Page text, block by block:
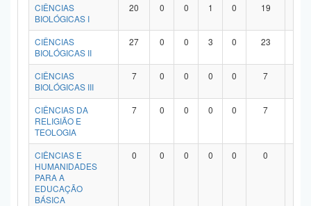
CIÊNCIAS
BIOLÓGICAS I
20 0 0 1 0 19
CIÊNCIAS
BIOLÓGICAS II
27 0 0 3 0 23
CIÊNCIAS
BIOLÓGICAS III
7 0 0 0 0 7
CIÊNCIAS DA
RELIGIÃO E
TEOLOGIA
7 0 0 0 0 7
CIÊNCIAS E
HUMANIDADES
PARA A
EDUCAÇÃO
BÁSICA
0 0 0 0 0 0